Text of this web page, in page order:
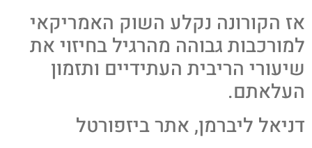
אז הקורונה נקלע השוק האמריקאי
למורכבות גבוהה מהרגיל בחיזוי את
שיעורי הריבית העתידיים ותזמון
העלאתם.
דניאל ליברמן, אתר ביזפורטל